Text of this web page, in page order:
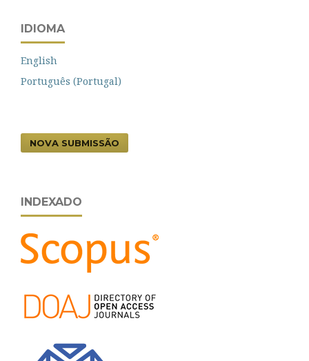
IDIOMA
English
Português (Portugal)
NOVA SUBMISSÃO
INDEXADO